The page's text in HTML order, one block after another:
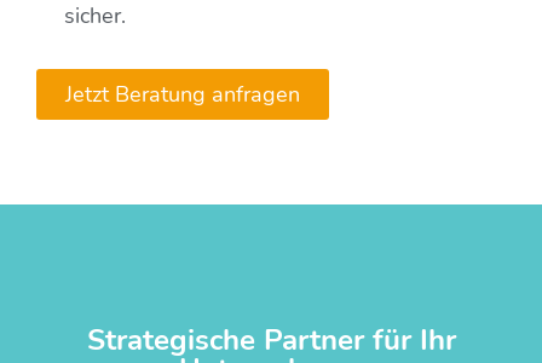
sicher.
Jetzt Beratung anfragen
Strategische Partner für Ihr